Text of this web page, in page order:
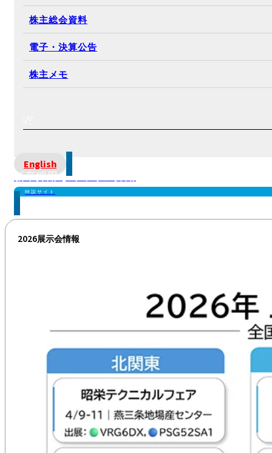
株主総会資料
電子・決算公告
株主メモ
English
新卒採用 | キャリア採用
特設サイト
2026展示会情報